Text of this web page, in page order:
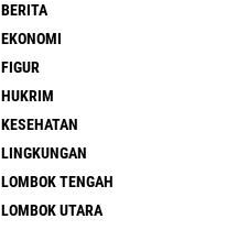
BERITA
EKONOMI
FIGUR
HUKRIM
KESEHATAN
LINGKUNGAN
LOMBOK TENGAH
LOMBOK UTARA